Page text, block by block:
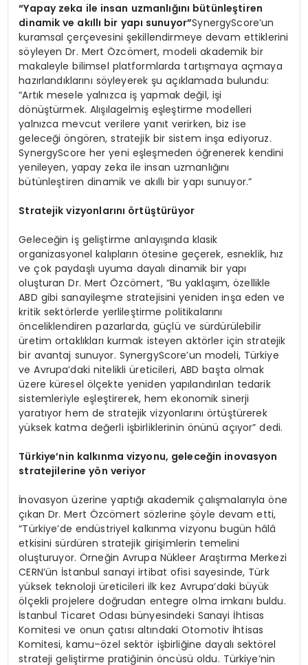
“Yapay zeka ile insan uzmanlığını bütünleştiren
dinamik ve akıllı bir yapı sunuyor”SynergyScore’un
kuramsal çerçevesini şekillendirmeye devam ettiklerini
söyleyen Dr. Mert Özcömert, modeli akademik bir
makaleyle bilimsel platformlarda tartışmaya açmaya
hazırlandıklarını söyleyerek şu açıklamada bulundu:
“Artık mesele yalnızca iş yapmak değil, işi
dönüştürmek. Alışılagelmiş eşleştirme modelleri
yalnızca mevcut verilere yanıt verirken, biz ise
geleceği öngören, stratejik bir sistem inşa ediyoruz.
SynergyScore her yeni eşleşmeden öğrenerek kendini
yenileyen, yapay zeka ile insan uzmanlığını
bütünleştiren dinamik ve akıllı bir yapı sunuyor.”
Stratejik vizyonlarını örtüştürüyor
Geleceğin iş geliştirme anlayışında klasik
organizasyonel kalıpların ötesine geçerek, esneklik, hız
ve çok paydaşlı uyuma dayalı dinamik bir yapı
oluşturan Dr. Mert Özcömert, “Bu yaklaşım, özellikle
ABD gibi sanayileşme stratejisini yeniden inşa eden ve
kritik sektörlerde yerlileştirme politikalarını
önceliklendiren pazarlarda, güçlü ve sürdürülebilir
üretim ortaklıkları kurmak isteyen aktörler için stratejik
bir avantaj sunuyor. SynergyScore’un modeli, Türkiye
ve Avrupa’daki nitelikli üreticileri, ABD başta olmak
üzere küresel ölçekte yeniden yapılandırılan tedarik
sistemleriyle eşleştirerek, hem ekonomik sinerji
yaratıyor hem de stratejik vizyonlarını örtüştürerek
yüksek katma değerli işbirliklerinin önünü açıyor” dedi.
Türkiye’nin kalkınma vizyonu, geleceğin inovasyon
stratejilerine yön veriyor
İnovasyon üzerine yaptığı akademik çalışmalarıyla öne
çıkan Dr. Mert Özcömert sözlerine şöyle devam etti,
“Türkiye’de endüstriyel kalkınma vizyonu bugün hâlâ
etkisini sürdüren stratejik girişimlerin temelini
oluşturuyor. Örneğin Avrupa Nükleer Araştırma Merkezi
CERN’ün İstanbul sanayi irtibat ofisi sayesinde, Türk
yüksek teknoloji üreticileri ilk kez Avrupa’daki büyük
ölçekli projelere doğrudan entegre olma imkanı buldu.
İstanbul Ticaret Odası bünyesindeki Sanayi İhtisas
Komitesi ve onun çatısı altındaki Otomotiv İhtisas
Komitesi, kamu–özel sektör işbirliğine dayalı sektörel
strateji geliştirme pratiğinin öncüsü oldu. Türkiye’nin